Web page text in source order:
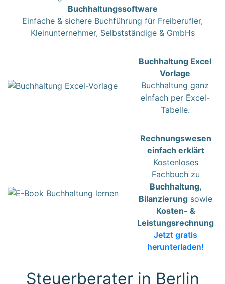
Buchhaltungssoftware
Einfache & sichere Buchführung für Freiberufler,
Kleinunternehmer, Selbstständige & GmbHs
Buchhaltung Excel
Vorlage
Buchhaltung ganz
einfach per Excel-
Tabelle.
Rechnungswesen
einfach erklärt
Kostenloses
Fachbuch zu
Buchhaltung,
Bilanzierung sowie
Kosten- &
Leistungsrechnung
Jetzt gratis
herunterladen!
Steuerberater in Berlin